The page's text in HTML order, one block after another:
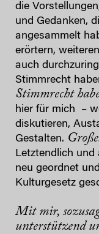
die
und Gedanken,
angesammelt
erörtern,
auch
Stimmrecht
Stimmrecht
hier für mich –
diskutieren,
Gestalten.
Letztendlich
neu geordnet
Kulturgesetz
Mit mir,
unterstützend